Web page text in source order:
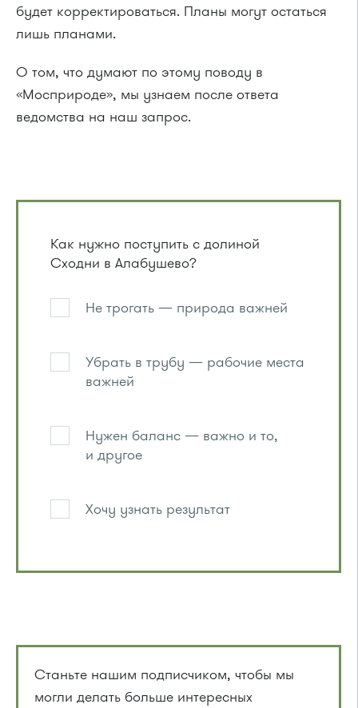
будет корректироваться. Планы могут остаться
лишь планами.
О том, что думают по этому поводу в
«Мосприроде», мы узнаем после ответа
ведомства на наш запрос.
Как нужно поступить с долиной
Сходни в Алабушево?
Не трогать — природа важней
Убрать в трубу — рабочие места
важней
Нужен баланс — важно и то,
и другое
Хочу узнать результат
Станьте нашим подписчиком, чтобы мы
могли делать больше интересных